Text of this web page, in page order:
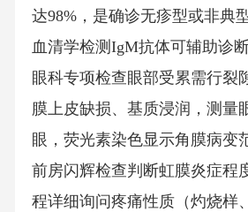
达98%，是确诊无疹型或非典
血清学检测IgM抗体可辅助诊
眼科专项检查眼部受累需行裂
膜上皮缺损、基质浸润，测量
眼，荧光素染色显示角膜病变
前房闪辉检查判断虹膜炎症程
程详细询问疼痛性质（灼烧样